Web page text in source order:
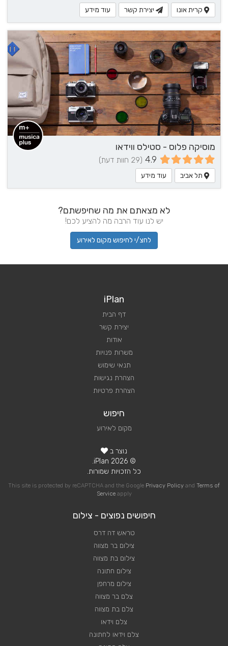
קרית אונו יצירת קשר עוד מידע
מוסיקה פלוס - סטילס ווידאו
4.9 (29 חוות דעת)
תל אביב עוד מידע
לא מצאתם את מה שחיפשתם?
יש לנו עוד הרבה מה להציע לכם!
לחצ/י לחיפוש מקום לאירוע
iPlan
דף הבית
יצירת קשר
אודות
משרות פנויות
תנאי שימוש
הצהרת נגישות
הצהרת פרטיות
חיפוש
מקום לאירוע
נוצר ב
© 2026 iPlan.
כל הזכויות שמורות.
This site is protected by reCAPTCHA and the Google Privacy Policy and Terms of
Serviceapply
חיפושים נפוצים - צילום
טראש דה דרס
צילום בר מצווה
צילום בת מצווה
צילום חתונה
צילום מרחפן
צלם בר מצווה
צלם בת מצווה
צלם וידאו
צלם וידאו לחתונה